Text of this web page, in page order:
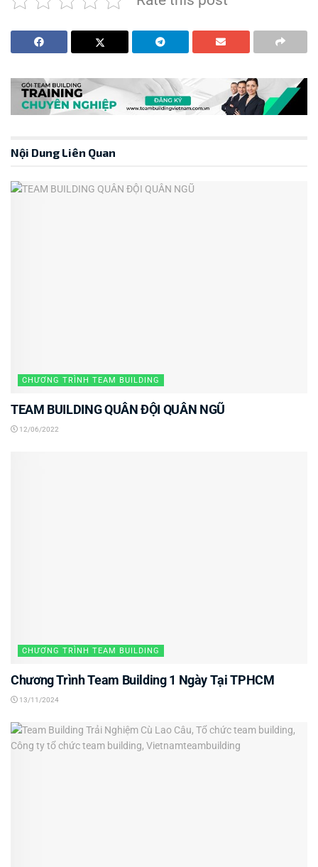
Nội Dung Liên Quan
CHƯƠNG TRÌNH TEAM BUILDING
TEAM BUILDING QUÂN ĐỘI QUÂN NGŨ
12/06/2022
CHƯƠNG TRÌNH TEAM BUILDING
Chương Trình Team Building 1 Ngày Tại TPHCM
13/11/2024